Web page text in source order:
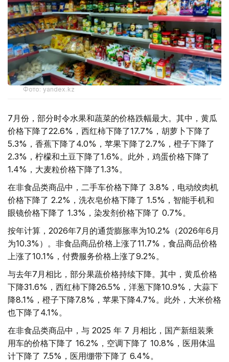
Фото: yandex.kz
7月份，部分时令水果和蔬菜的价格跌幅最大。其中，黄瓜
价格下降了22.6%，西红柿下降了17.7%，胡萝卜下降了
5.3%，香蕉下降了4.0%，苹果下降了2.7%，橙子下降了
2.3%，柠檬和土豆下降了1.6%。此外，鸡蛋价格下降了
1.4%，大麦粒价格下降了1.3%。
在非食品类商品中，二手车价格下降了 3.8%，电动绞肉机
价格下降了 2.2%，洗衣皂价格下降了 1.5%，智能手机和
眼镜价格下降了 1.3%，染发剂价格下降了 0.7%。
按年计算，2026年7月的通货膨胀率为10.2%（2026年6月
为10.3%）。非食品商品价格上涨了11.7%，食品商品价格
上涨了10.1%，付费服务价格上涨了9.2%。
与去年7月相比，部分果蔬价格持续下降。其中，黄瓜价格
下降31.6%，西红柿下降26.5%，洋葱下降10.9%，大蒜下
降8.1%，橙子下降7.8%，苹果下降4.7%。此外，大米价格
也下降了4.1%。
在非食品类商品中，与 2025 年 7 月相比，国产新组装乘
用车的价格下降了 16.2%，空调下降了 10.8%，医用体温
计下降了 7.5%，医用绷带下降了 6.4%。